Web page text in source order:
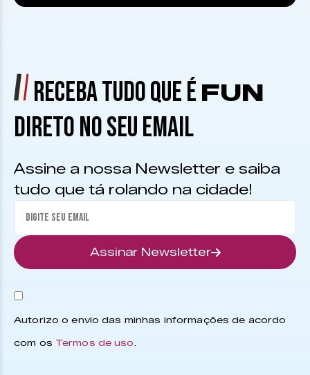
RECEBA TUDO QUE É FUN
DIRETO NO SEU EMAIL
Assine a nossa Newsletter e saiba
tudo que tá rolando na cidade!
Assinar Newsletter
Autorizo o envio das minhas informações de acordo
com os Termos de uso.